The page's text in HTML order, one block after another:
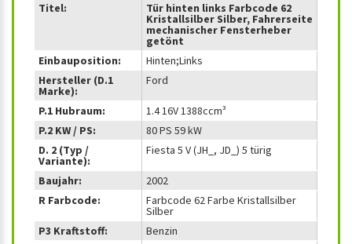
Titel: Tür hinten links Farbcode 62
Kristallsilber Silber, Fahrerseite
mechanischer Fensterheber
getönt
Einbauposition:
Hinten;Links
Hersteller (D.1
Marke):
Ford
P.1 Hubraum:
1.4 16V 1388ccm³
P.2 KW / PS:
80 PS 59 kW
D. 2 (Typ /
Variante):
Fiesta 5 V (JH_, JD_) 5 türig
Baujahr:
2002
R Farbcode:
Farbcode 62 Farbe Kristallsilber
Silber
P3 Kraftstoff:
Benzin